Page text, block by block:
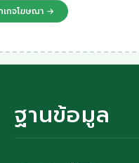
กจโฆษณา →
ฐานข้อมูล